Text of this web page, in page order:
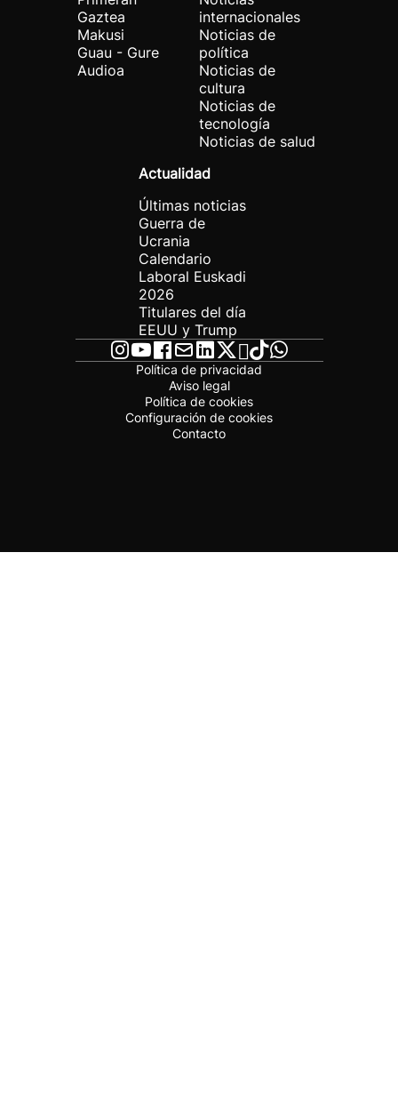
Gaztea
Makusi
Guau - Gure
Audioa
internacionales
Noticias de
política
Noticias de
cultura
Noticias de
tecnología
Noticias de salud
Actualidad
Últimas noticias
Guerra de
Ucrania
Calendario
Laboral Euskadi
2026
Titulares del día
EEUU y Trump
Política de privacidad
Aviso legal
Política de cookies
Configuración de cookies
Contacto